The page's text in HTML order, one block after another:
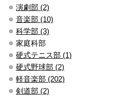
演劇部 (2)
音楽部 (10)
科学部 (3)
家庭科部
硬式テニス部 (1)
硬式野球部 (2)
軽音楽部 (202)
剣道部 (2)